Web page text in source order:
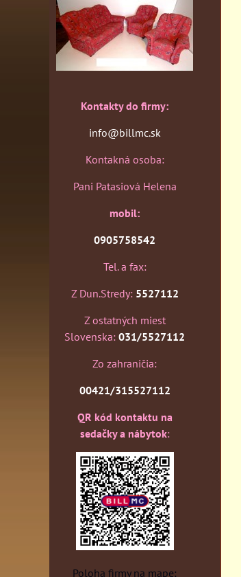
Kontakty do firmy:
info@billmc.sk
Kontakná osoba:
Pani Patasiová Helena
mobil:
0905758542
Tel. a fax:
Z Dun.Stredy: 5527112
Z ostatných miest
Slovenska: 031/5527112
Zo zahraničia:
00421/315527112
QR kód kontaktu na
sedačky a nábytok:
Poloha firmy na mape: